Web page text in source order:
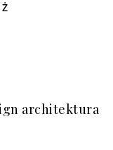
architektura